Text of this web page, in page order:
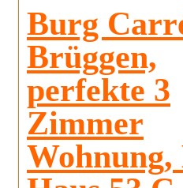
Burg
Brüggen,
perfekte 3
Zimmer
Wohnung,